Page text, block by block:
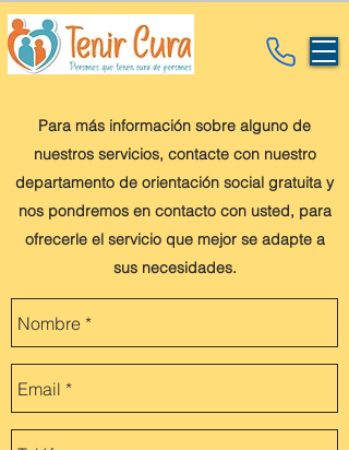
Para más información sobre alguno de
nuestros servicios, contacte con nuestro
departamento de orientación social gratuita y
nos pondremos en contacto con usted, para
ofrecerle el servicio que mejor se adapte a
sus necesidades.